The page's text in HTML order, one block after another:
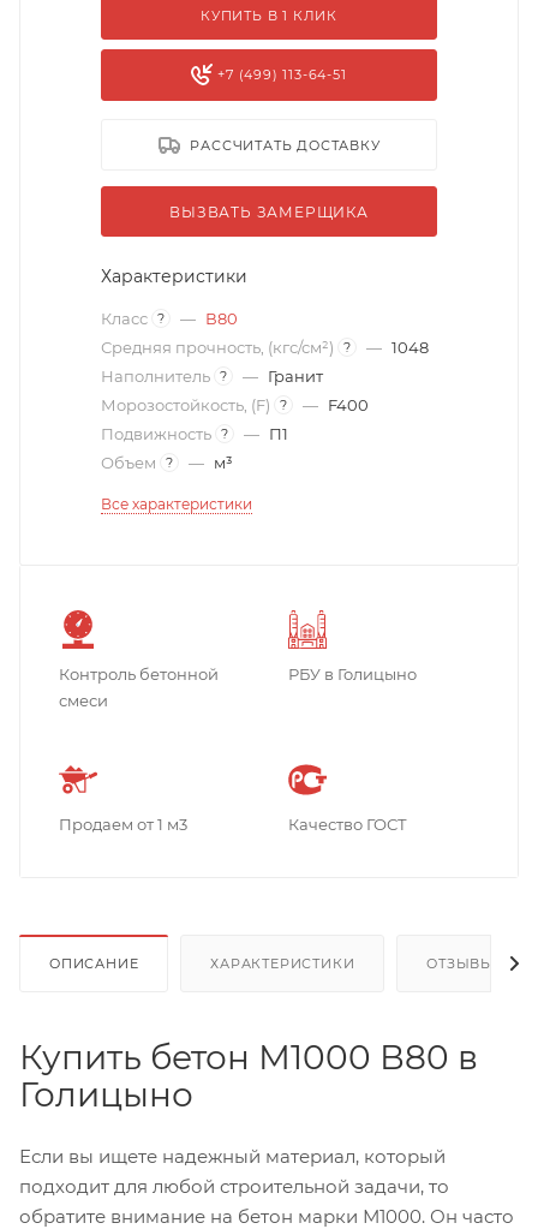
КУПИТЬ В 1 КЛИК
+7 (499) 113-64-51
РАССЧИТАТЬ ДОСТАВКУ
ВЫЗВАТЬ ЗАМЕРЩИКА
Характеристики
Класс ? — В80
Средняя прочность, (кгс/см²)
? — 1048
Наполнитель ? — Гранит
Морозостойкость, (F)
? — F400
Подвижность ? — П1
Объем
? — м³
Все характеристики
Контроль бетонной
смеси
РБУ в Голицыно
Продаем от 1 м3 Качество ГОСТ
ОПИСАНИЕ ХАРАКТЕРИСТИКИ ОТЗЫВЫ
Купить бетон М1000 В80 в
Голицыно
Если вы ищете надежный материал, который
подходит для любой строительной задачи, то
обратите внимание на бетон марки М1000. Он часто